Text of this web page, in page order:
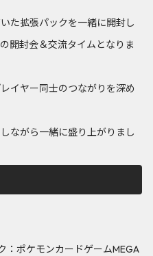
た拡張パックを一緒に開封し
開封会＆交流タイムとなりま
イヤー同士のつながりを深め
ながら一緒に盛り上がりまし
ポケモンカードゲームMEGA